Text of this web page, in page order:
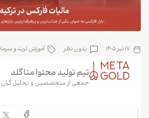
بدون نظر آموزش ترید و سرمایه
تیم تولید محتوا متاگلد
جمعی از متخصصین و تحلیل‌گران